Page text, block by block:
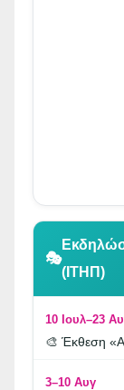
👆 Κλικ για
🎭
(ΙΤΗΠ)
10 Ιουλ–23
🎨 Έκθεση
3–10 Αυγ